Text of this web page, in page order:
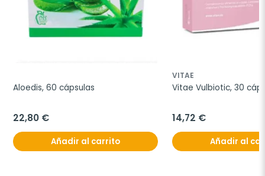
Aloedis, 60 cápsulas
22,80 €
Añadir al carrito
VITAE
Vitae Vulbiotic, 30
14,72 €
Añadir al